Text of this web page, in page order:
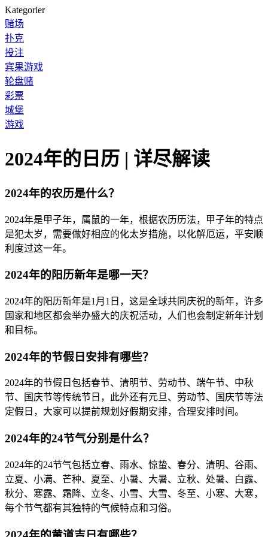
Kategorier
赌场
扑克
投注
宾果游戏
轮盘赌
彩票
城堡
游戏
2024年的日历 | 详尽解读
2024年的农历是什么？
2024年是甲子年，属鼠的一年，根据农历历法，甲子年的特点
是犯太岁，需要做好相应的化太岁措施，以化解厄运，平安顺
利度过这一年。
2024年的阳历新年是哪一天？
2024年的阳历新年是1月1日，这是全球共同庆祝的新年，许多
国家和地区都会举办盛大的庆祝活动，人们也会制定新年计划
和目标。
2024年的节假日安排有哪些？
2024年的节假日包括春节、清明节、劳动节、端午节、中秋
节、国庆节等传统节日，此外还有元旦、劳动节、国庆节等法
定假日，大家可以提前规划好假期安排，合理安排时间。
2024年的24节气分别是什么？
2024年的24节气包括立春、雨水、惊蛰、春分、清明、谷雨、
立夏、小满、芒种、夏至、小暑、大暑、立秋、处暑、白露、
秋分、寒露、霜降、立冬、小雪、大雪、冬至、小寒、大寒，
每个节气都有其独特的气候特点和习俗。